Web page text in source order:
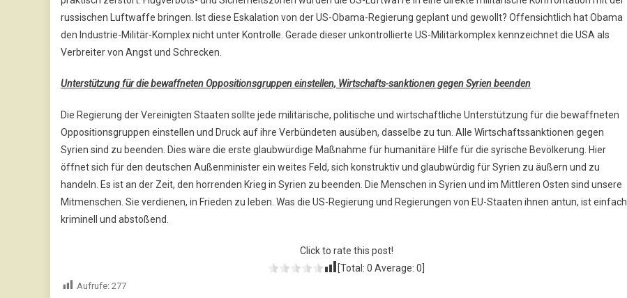
russischen Luftwaffe bringen. Ist diese Eskalation von der US-Obama-Regierung geplant und gewollt? Offensichtlich hat Obama
den Industrie-Militär-Komplex nicht unter Kontrolle. Gerade dieser unkontrollierte US-Militärkomplex kennzeichnet die USA als
Verbreiter von Angst und Schrecken.
Unterstützung für die bewaffneten Oppositionsgruppen einstellen, Wirtschafts-sanktionen gegen Syrien beenden
Die Regierung der Vereinigten Staaten sollte jede militärische, politische und wirtschaftliche Unterstützung für die bewaffneten
Oppositionsgruppen einstellen und Druck auf ihre Verbündeten ausüben, dasselbe zu tun. Alle Wirtschaftssanktionen gegen
Syrien sind zu beenden. Dies wäre die erste glaubwürdige Maßnahme für humanitäre Hilfe für die syrische Bevölkerung. Hier
öffnet sich für den deutschen Außenminister ein weites Feld, sich konstruktiv und glaubwürdig für Syrien zu äußern und zu
handeln. Es ist an der Zeit, den horrenden Krieg in Syrien zu beenden. Die Menschen in Syrien und im Mittleren Osten sind unsere
Mitmenschen. Sie verdienen, in Frieden zu leben. Was die US-Regierung und Regierungen von EU-Staaten ihnen antun, ist einfach
kriminell und abstoßend.
Click to rate this post!
[Total: 0 Average: 0
Aufrufe: 277